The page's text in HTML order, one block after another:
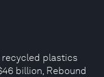
plastics
billion, Rebound